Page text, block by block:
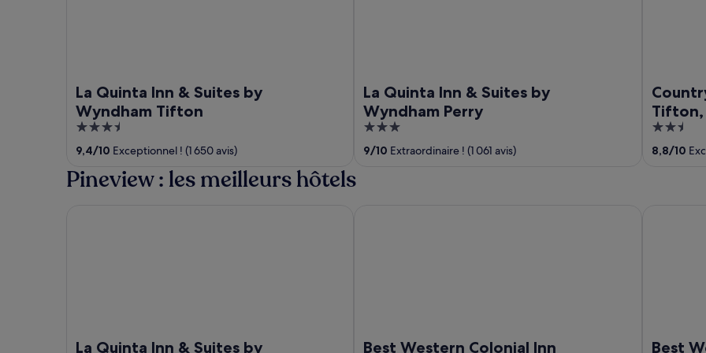
La Quinta Inn & Suites by
Wyndham Tifton
3.5
out
of
5
9,4/10 Exceptionnel ! (1 650 avis)
La Quinta Inn & Suites by
Wyndham Perry
3
out
9/10 Extraordinaire ! (1 061 avis)
Tifton,
2.5
out
of
8,8/10
Pineview : les meilleurs hôtels
La Quinta Inn & Suites by
Best Western Colonial Inn
Best